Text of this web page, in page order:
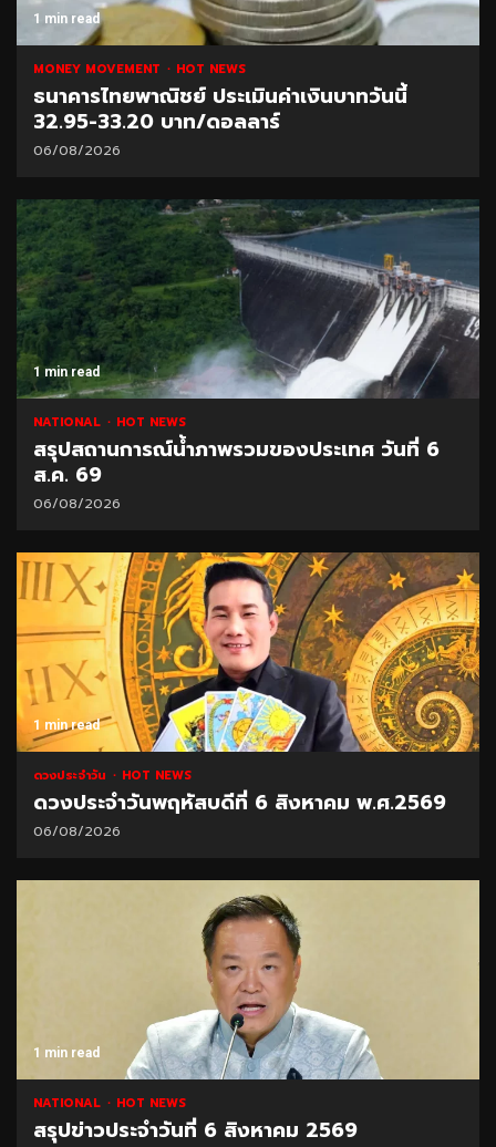
1 min read
MONEY MOVEMENT HOT NEWS
ธนาคารไทยพาณิชย์ ประเมินค่าเงินบาทวันนี้
32.95-33.20 บาท/ดอลลาร์
06/08/2026
1 min read
NATIONAL HOT NEWS
สรุปสถานการณ์น้ำภาพรวมของประเทศ วันที่ 6
ส.ค. 69
06/08/2026
1 min read
ดวงประจำวัน HOT NEWS
ดวงประจำวันพฤหัสบดีที่ 6 สิงหาคม พ.ศ.2569
06/08/2026
1 min read
NATIONAL HOT NEWS
สรุปข่าวประจำวันที่ 6 สิงหาคม 2569